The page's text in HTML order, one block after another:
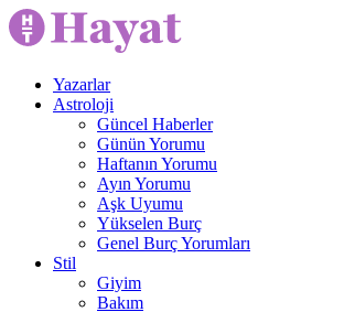
Yazarlar
Astroloji
Güncel Haberler
Günün Yorumu
Haftanın Yorumu
Ayın Yorumu
Aşk Uyumu
Yükselen Burç
Genel Burç Yorumları
Stil
Giyim
Bakım